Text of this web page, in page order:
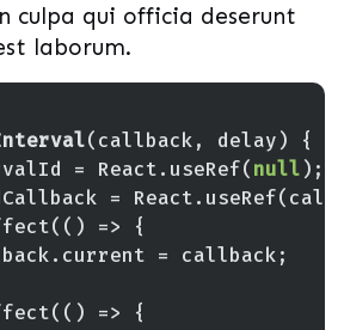
culpa qui officia deserunt
laborum.
( callback, delay )
= React.useRef( null
() =>
() =>